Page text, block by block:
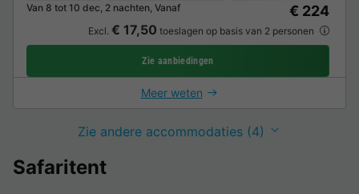
Van 8 tot 10 dec, 2 nachten, Vanaf
€ 224
Excl. € 17,50 toeslagen op basis van 2 personen
Zie aanbiedingen
Meer weten
Zie andere accommodaties (4)
Safaritent